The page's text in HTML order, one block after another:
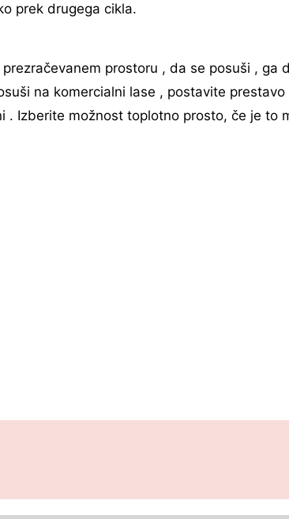
prek drugega cikla.
prostoru , da se posuši , ga
na komercialni lase , postavite
. Izberite možnost toplotno prosto, če je to